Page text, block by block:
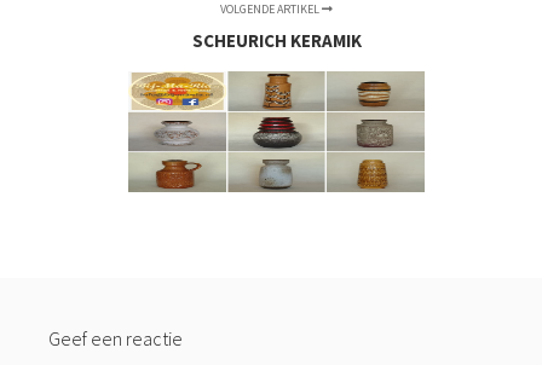
VOLGENDE ARTIKEL
SCHEURICH KERAMIK
Geef een reactie